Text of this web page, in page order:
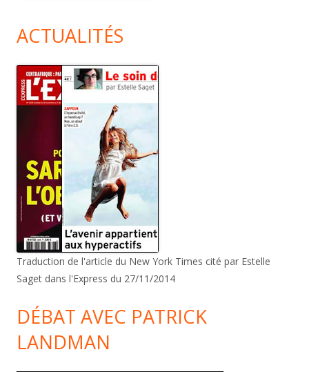
ACTUALITÉS
Traduction de l'article du New York Times cité par Estelle
Saget dans l'Express du 27/11/2014
DÉBAT AVEC PATRICK
LANDMAN